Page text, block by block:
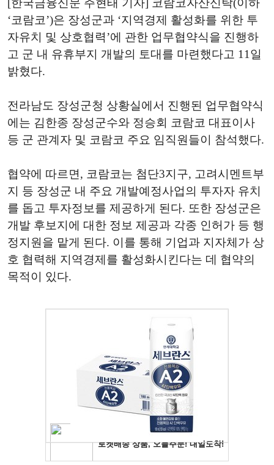
[한국금융신문 주현태 기자] 코람코자산신탁(이하
‘코람코’)은 장성군과 ‘지역경제 활성화를 위한 투
자유치 및 상호협력’에 관한 업무협약식을 진행하
고 군 내 유휴부지 개발의 토대를 마련했다고 11일
밝혔다.
전라남도 장성군청 상황실에서 진행된 업무협약식
에는 김한종 장성군수와 정승회 코람코 대표이사
등 군 관계자 및 코람코 주요 임직원들이 참석했다.
협약에 따르면, 코람코는 첨단3지구, 고려시멘트부
지 등 장성군 내 주요 개발예정사업의 투자자 유치
를 돕고 투자정보를 제공하게 된다. 또한 장성군은
개발 후보지에 대한 정보 제공과 각종 인허가 등 행
정지원을 맡게 된다. 이를 통해 기업과 지자체가 상
호 협력해 지역경제를 활성화시킨다는 데 협약의
목적이 있다.